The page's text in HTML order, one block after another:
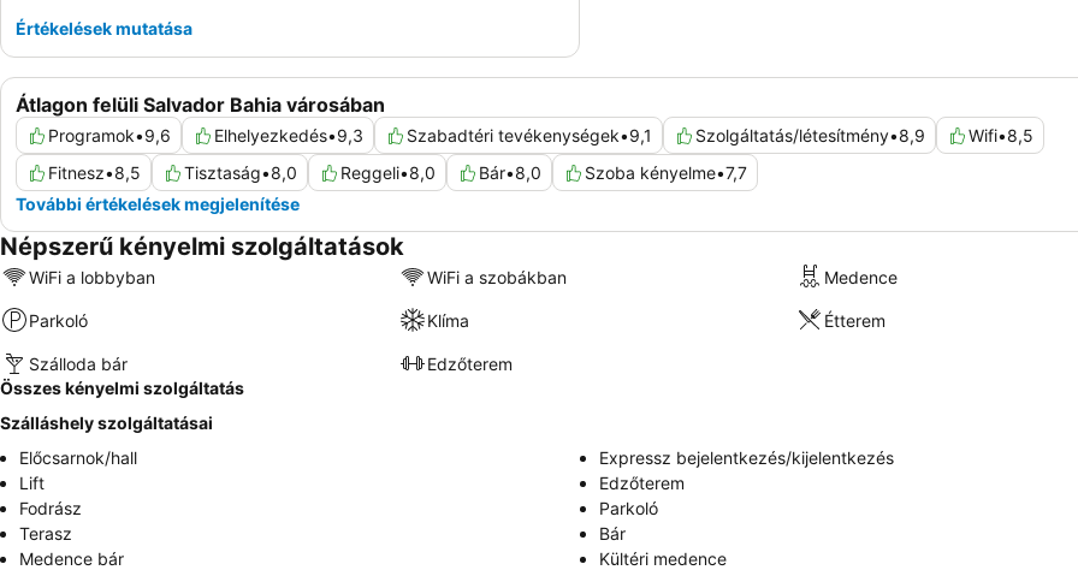
Átlagon felüli Salvador Bahia városában
Programok•9,6 Elhelyezkedés•9,3 Szabadtéri tevékenységek•9,1 Szolgáltatás/létesítmény•8,9 Wifi•8,5
Fitnesz•8,5 Tisztaság•8,0 Reggeli•8,0 Bár•8,0 Szoba kényelme•7,7
További értékelések megjelenítése
Értékelések mutatása
Népszerű kényelmi szolgáltatások
WiFi a lobbyban WiFi a szobákban Medence
Parkoló Klíma Étterem
Szálloda bár
Edzőterem
Összes kényelmi szolgáltatás
Szálláshely szolgáltatásai
Előcsarnok/hall
Expressz bejelentkezés/kijelentkezés
Lift
Edzőterem
Fodrász
Parkoló
Terasz
Bár
Medence bár
Kültéri medence